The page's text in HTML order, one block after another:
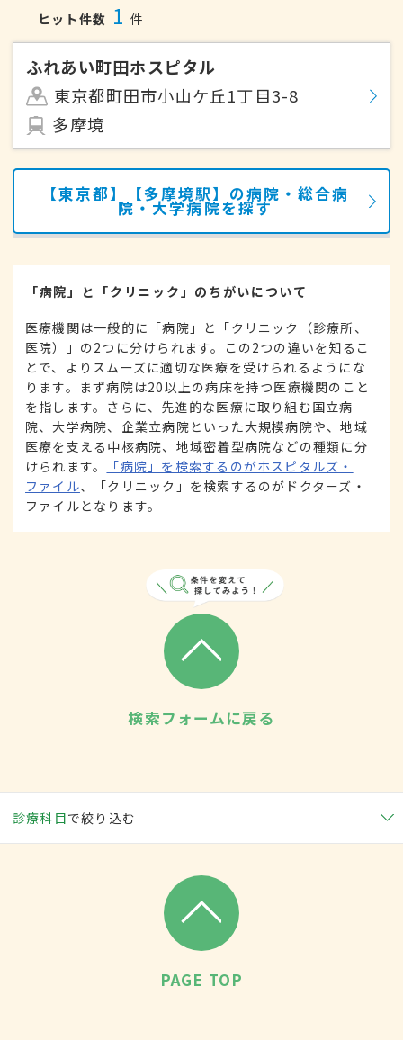
ヒット件数 1 件
ふれあい町田ホスピタル
東京都町田市小山ケ丘1丁目3-8
多摩境
【東京都】【多摩境駅】の病院・総合病
院・大学病院を探す
「病院」と「クリニック」のちがいについて
医療機関は一般的に「病院」と「クリニック（診療所、
医院）」の2つに分けられます。この2つの違いを知るこ
とで、よりスムーズに適切な医療を受けられるようにな
ります。まず病院は20以上の病床を持つ医療機関のこと
を指します。さらに、先進的な医療に取り組む国立病
院、大学病院、企業立病院といった大規模病院や、地域
医療を支える中核病院、地域密着型病院などの種類に分
けられます。
「病院」を検索するのがホスピタルズ・
ファイル、「クリニック」を検索するのがドクターズ・
ファイルとなります。
検索フォームに戻る
診療科目で絞り込む
PAGE TOP